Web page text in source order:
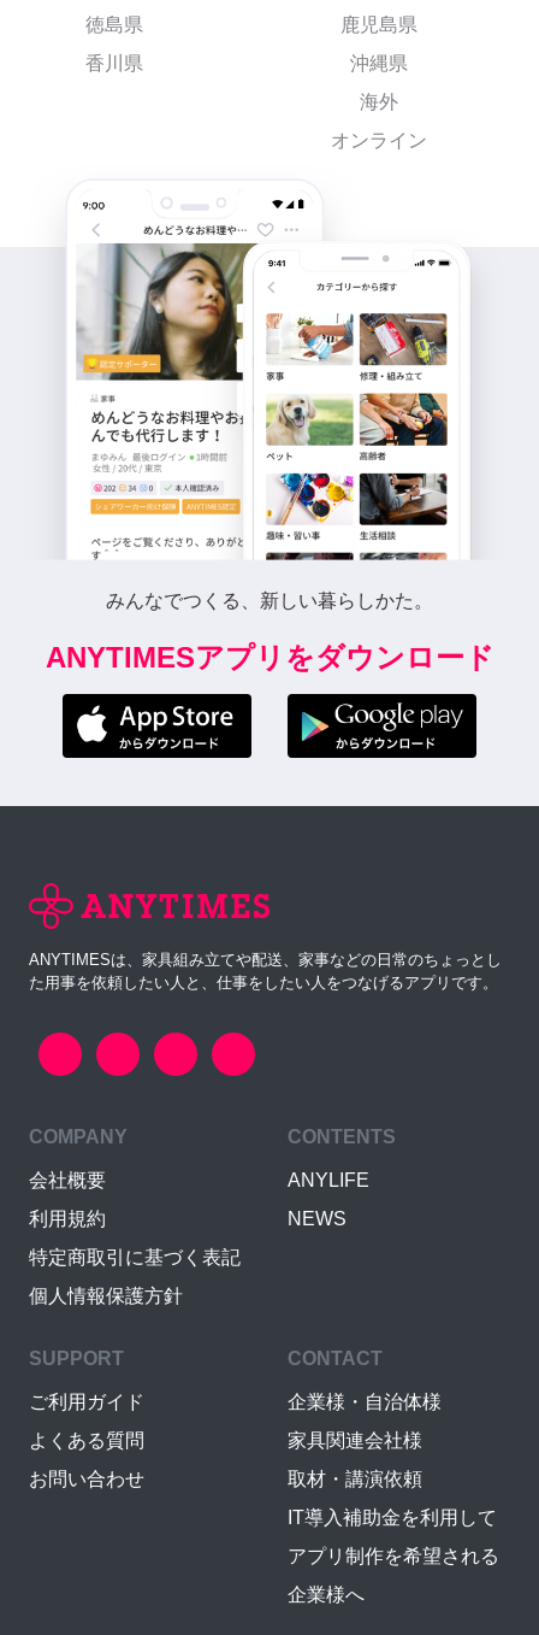
徳島県
香川県
鹿児島県
沖縄県
海外
オンライン
みんなでつくる、新しい暮らしかた。
ANYTIMESアプリをダウンロード
ANYTIMESは、家具組み立てや配送、家事などの日常のちょっとし
た用事を依頼したい人と、仕事をしたい人をつなげるアプリです。
COMPANY
会社概要
利用規約
特定商取引に基づく表記
個人情報保護方針
CONTENTS
ANYLIFE
NEWS
SUPPORT
ご利用ガイド
よくある質問
お問い合わせ
CONTACT
企業様・自治体様
家具関連会社様
取材・講演依頼
IT導入補助金を利用して
アプリ制作を希望される
企業様へ